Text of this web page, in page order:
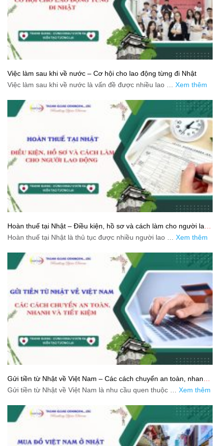
Việc làm sau khi về nước – Cơ hội cho lao động từng đi Nhật
Việc làm sau khi về nước là vấn đề được nhiều lao … Xem thêm
Hoàn thuế tại Nhật – Điều kiện, hồ sơ và cách làm cho người lao
động
Hoàn thuế tại Nhật là thủ tục được nhiều người lao … Xem thêm
Gửi tiền từ Nhật về Việt Nam – Các cách chuyển an toàn, nhanh
và tiết kiệm
Gửi tiền từ Nhật về Việt Nam là nhu cầu quen thuộc … Xem thêm